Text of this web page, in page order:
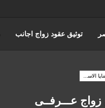
توثيق عقود زواج اجانب
مدني قضايا الجمارك
محامي متخصص في قضايا الاسره
زواج عـــرفــى